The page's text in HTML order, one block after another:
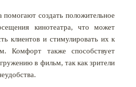
создать положительное
кинотеатра, что может
клиентов и стимулировать их к
Комфорт также способствует
в фильм, так как зрители